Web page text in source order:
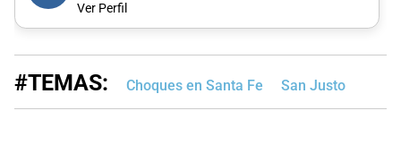
Ver Perfil
#TEMAS: Choques en Santa Fe San Justo